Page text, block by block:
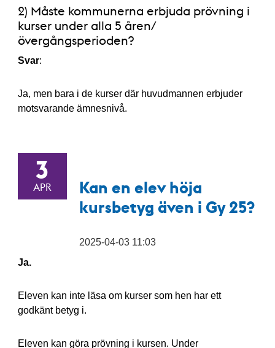
2) Måste kommunerna erbjuda prövning i
kurser under alla 5 åren/
övergångsperioden?
Svar:
Ja, men bara i de kurser där huvudmannen erbjuder
motsvarande ämnesnivå.
3
APR
Kan en elev höja
kursbetyg även i Gy 25?
2025-04-03 11:03
Ja.
Eleven kan inte läsa om kurser som hen har ett
godkänt betyg i.
Eleven kan göra prövning i kursen. Under